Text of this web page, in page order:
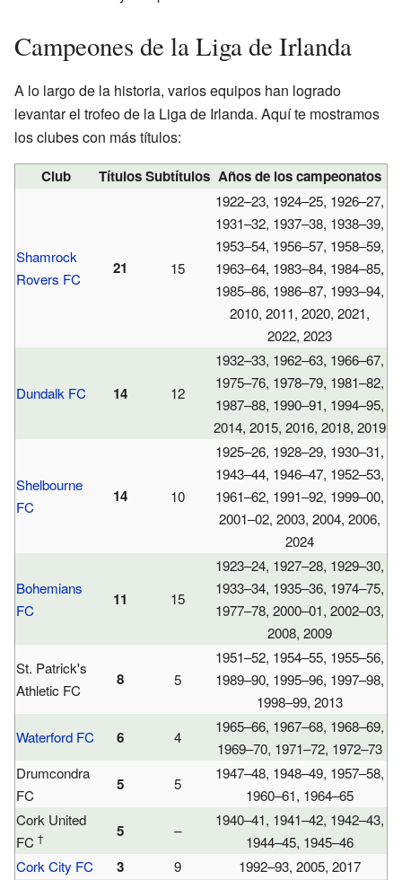
Campeones de la Liga de Irlanda
A lo largo de la historia, varios equipos han logrado
levantar el trofeo de la Liga de Irlanda. Aquí te mostramos
los clubes con más títulos:
Club TítulosSubtítulos Años de los campeonatos
Shamrock
Rovers FC
21 15
1922–23, 1924–25, 1926–27,
1931–32, 1937–38, 1938–39,
1953–54, 1956–57, 1958–59,
1963–64, 1983–84, 1984–85,
1985–86, 1986–87, 1993–94,
2010, 2011, 2020, 2021,
2022, 2023
Dundalk FC 14 12
1932–33, 1962–63, 1966–67,
1975–76, 1978–79, 1981–82,
1987–88, 1990–91, 1994–95,
2014, 2015, 2016, 2018, 2019
Shelbourne
FC
14 10
1925–26, 1928–29, 1930–31,
1943–44, 1946–47, 1952–53,
1961–62, 1991–92, 1999–00,
2001–02, 2003, 2004, 2006,
2024
Bohemians
FC
11 15
1923–24, 1927–28, 1929–30,
1933–34, 1935–36, 1974–75,
1977–78, 2000–01, 2002–03,
2008, 2009
St. Patrick's
Athletic FC
8 5
1951–52, 1954–55, 1955–56,
1989–90, 1995–96, 1997–98,
1998–99, 2013
Waterford FC
6 4
1965–66, 1967–68, 1968–69,
1969–70, 1971–72, 1972–73
Drumcondra
FC
5 5
1947–48, 1948–49, 1957–58,
1960–61, 1964–65
Cork United
FC † 5 –
1940–41, 1941–42, 1942–43,
1944–45, 1945–46
Cork City FC
3 9
1992–93, 2005, 2017